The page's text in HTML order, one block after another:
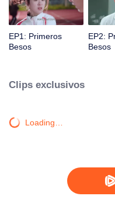
EP1: Primeros
Besos
EP2:
Besos
Clips exclusivos
Loading…